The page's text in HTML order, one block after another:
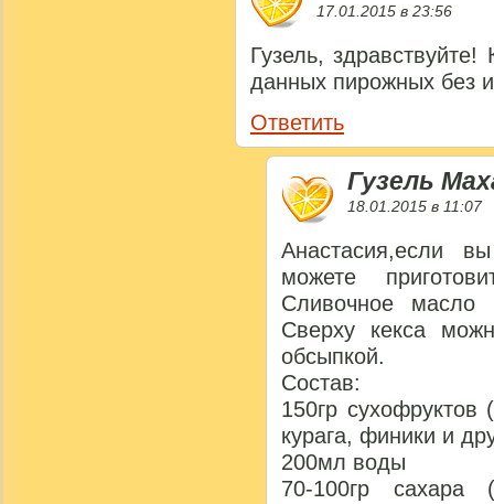
17.01.2015 в 23:56
Гузель,
данных пирожных без
Ответить
Гузель
18.01.2015 в 11:07
Анастасия,если
можете
Сливочное масло
Сверху кекса
обсыпкой.
Состав:
150гр
курага, финики и
200мл воды
70-100гр сахара